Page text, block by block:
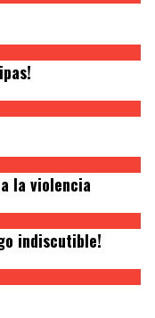
la violencia
indiscutible!